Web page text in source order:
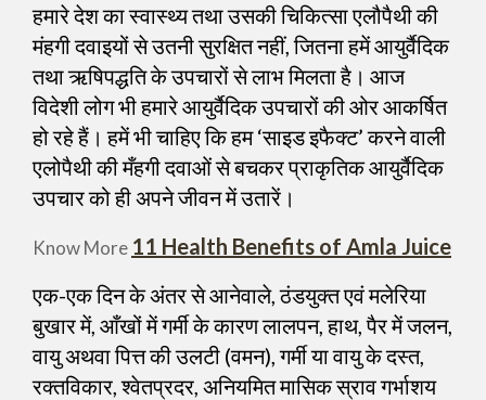
हमारे देश का स्वास्थ्य तथा उसकी चिकित्सा एलौपैथी की
मंहगी दवाइयों से उतनी सुरक्षित नहीं, जितना हमें आयुर्वैदिक
तथा ऋषिपद्धति के उपचारों से लाभ मिलता है। आज
विदेशी लोग भी हमारे आयुर्वैदिक उपचारों की ओर आकर्षित
हो रहे हैं। हमें भी चाहिए कि हम ‘साइड इफैक्ट’ करने वाली
एलोपैथी की मँहगी दवाओं से बचकर प्राकृतिक आयुर्वैदिक
उपचार को ही अपने जीवन में उतारें।
Know More 11 Health Benefits of Amla Juice
एक-एक दिन के अंतर से आनेवाले, ठंडयुक्त एवं मलेरिया
बुखार में, आँखों में गर्मी के कारण लालपन, हाथ, पैर में जलन,
वायु अथवा पित्त की उलटी (वमन), गर्मी या वायु के दस्त,
रक्तविकार, श्वेतप्रदर, अनियमित मासिक स्राव गर्भाशय